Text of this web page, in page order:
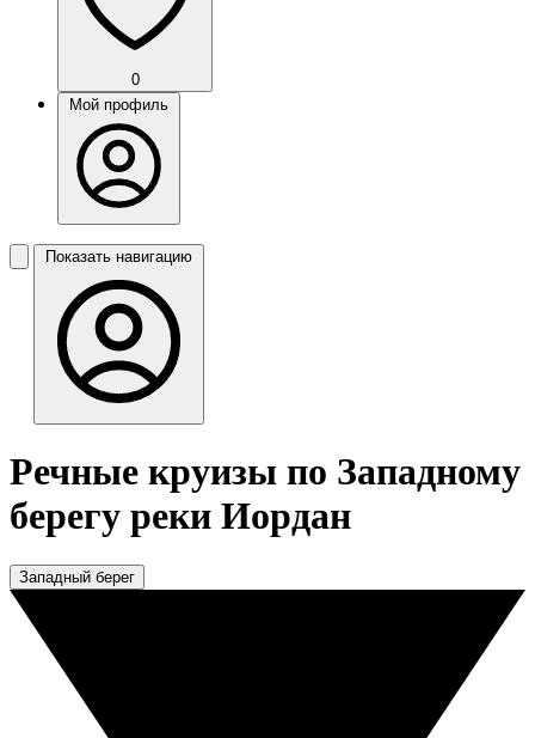
0
Мой профиль
Показать навигацию
Речные круизы по Западному
берегу реки Иордан
Западный берег